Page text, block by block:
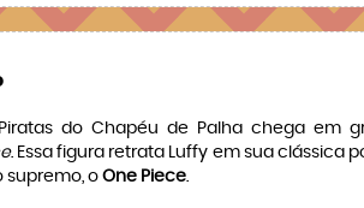
do Chapéu de Palha chega em
. Essa figura retrata Luffy em sua
supremo, o One Piece.